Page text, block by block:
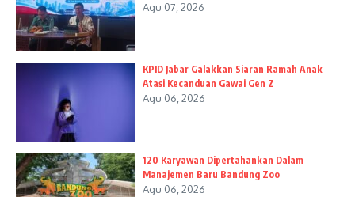
Agu 07, 2026
KPID Jabar Galakkan Siaran Ramah Anak
Atasi Kecanduan Gawai Gen Z
Agu 06, 2026
120 Karyawan Dipertahankan Dalam
Manajemen Baru Bandung Zoo
Agu 06, 2026